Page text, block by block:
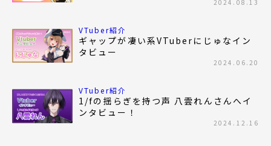
2024.08.13
VTuber紹介
ギャップが凄い系VTuberにじゅなイン
タビュー
2024.06.20
VTuber紹介
1/fの揺らぎを持つ声 八雲れんさんへイ
ンタビュー！
2024.12.16